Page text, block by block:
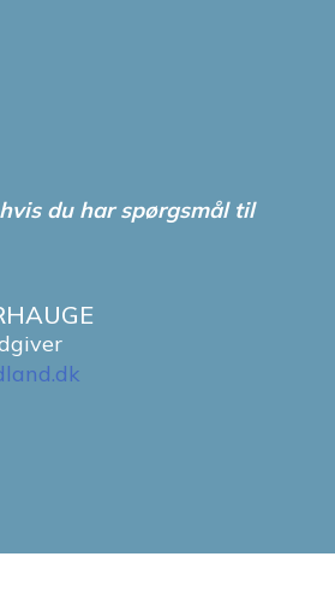
du har spørgsmål til